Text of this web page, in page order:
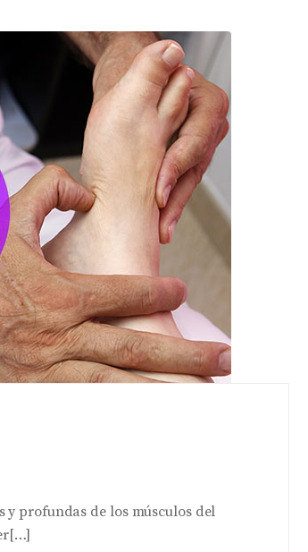
y profundas de los músculos del